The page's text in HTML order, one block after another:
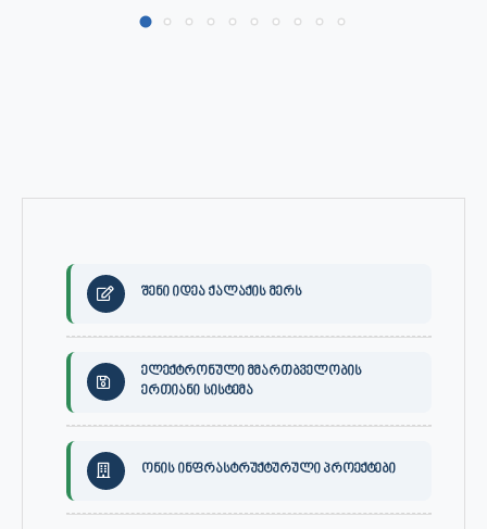
შენი იდეა ქალაქის მერს
ელექტრონული მმართბველობის
ერთიანი სისტემა
ონის ინფრასტრუქტურული პროექტები